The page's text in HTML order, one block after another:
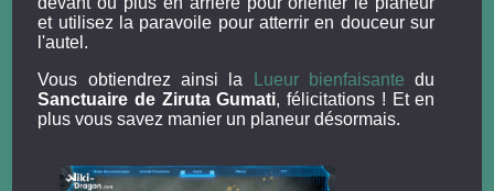
et utilisez la paravoile pour atterrir en douceur sur
l'autel.
Vous obtiendrez ainsi la
Lueur bienfaisante du
Sanctuaire de Ziruta Gumati, félicitations ! Et en
plus vous savez manier un planeur désormais.